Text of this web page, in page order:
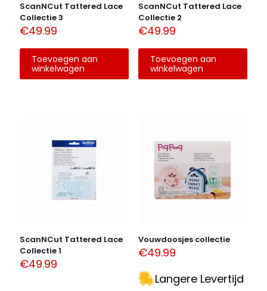
ScanNCut Tattered Lace
Collectie 3
€49.99
Toevoegen aan
winkelwagen
ScanNCut Tattered Lace
Collectie 2
€49.99
Toevoegen aan
winkelwagen
ScanNCut Tattered Lace
Collectie 1
€49.99
Vouwdoosjes collectie
€49.99
Langere Levertijd